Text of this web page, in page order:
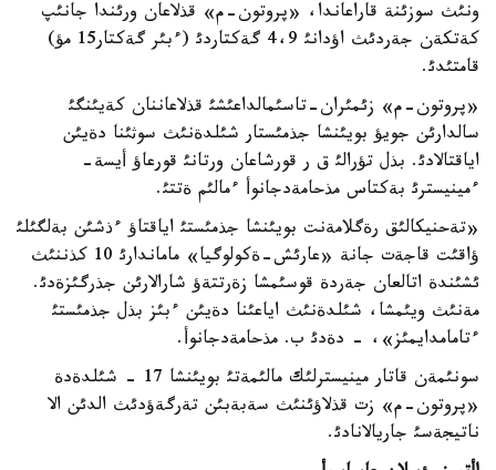
ونئث سوزئنة قاراعاندا، «پروتون-م» قذلاعان ورئندا جانئپ
كةتكةن جةردئث اؤدانئ 4،9 گةكتاردئ (ءبئر گةكتار15 مؤ)
قامتئدئ.
«پروتون-م» زئمئران-تاسئمالداعئشئ قذلاعاننان كةيئنگئ
سالدارئن جويؤ بويئنشا جذمئستار شئلدةنئث سوثئنا دةيئن
اياقتالادئ. بذل تؤرالئ ق ر قورشاعان ورتانئ قورعاؤ أيسة-
ءمينيسترئ بةكتاس مذحامةدجانوأ ءمالئم ةتتئ.
«تةحنيكالئق رةگلامةنت بويئنشا جذمئستئ اياقتاؤ ءذشئن بةلگئلئ
ؤاقئت قاجةت جانة «عارئش-ةكولوگيا» ماماندارئ 10 كذننئث
ئشئندة اتالعان جةردة قوسئمشا زةرتتةؤ شارالارئن جذرگئزةدئ.
مةنئث ويئمشا، شئلدةنئث اياعئنا دةيئن ءبئز بذل جذمئستئ
ءتامامدايمئز»، - دةدئ ب. مذحامةدجانوأ.
سونئمةن قاتار مينيسترلئك مالئمةتئ بويئنشا 17 - شئلدةدة
«پروتون-م» زت قذلاؤئنئث سةبةبئن تةرگةؤدئث الدئن الا
ناتيجةسئ جاريالانادئ.